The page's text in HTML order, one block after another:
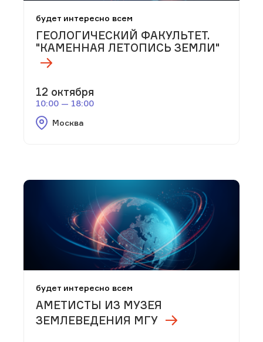
будет интересно всем
ГЕОЛОГИЧЕСКИЙ ФАКУЛЬТЕТ.
"КАМЕННАЯ ЛЕТОПИСЬ ЗЕМЛИ"
12 октября
10:00 — 18:00
Москва
будет интересно всем
АМЕТИСТЫ ИЗ МУЗЕЯ
ЗЕМЛЕВЕДЕНИЯ МГУ